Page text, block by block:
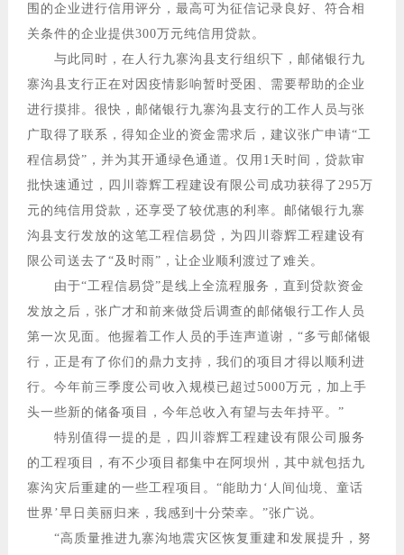
围的企业进行信用评分，最高可为征信记录良好、符合相
关条件的企业提供300万元纯信用贷款。
与此同时，在人行九寨沟县支行组织下，邮储银行九
寨沟县支行正在对因疫情影响暂时受困、需要帮助的企业
进行摸排。很快，邮储银行九寨沟县支行的工作人员与张
广取得了联系，得知企业的资金需求后，建议张广申请“工
程信易贷”，并为其开通绿色通道。仅用1天时间，贷款审
批快速通过，四川蓉辉工程建设有限公司成功获得了295万
元的纯信用贷款，还享受了较优惠的利率。邮储银行九寨
沟县支行发放的这笔工程信易贷，为四川蓉辉工程建设有
限公司送去了“及时雨”，让企业顺利渡过了难关。
由于“工程信易贷”是线上全流程服务，直到贷款资金
发放之后，张广才和前来做贷后调查的邮储银行工作人员
第一次见面。他握着工作人员的手连声道谢，“多亏邮储银
行，正是有了你们的鼎力支持，我们的项目才得以顺利进
行。今年前三季度公司收入规模已超过5000万元，加上手
头一些新的储备项目，今年总收入有望与去年持平。”
特别值得一提的是，四川蓉辉工程建设有限公司服务
的工程项目，有不少项目都集中在阿坝州，其中就包括九
寨沟灾后重建的一些工程项目。“能助力‘人间仙境、童话
世界’早日美丽归来，我感到十分荣幸。”张广说。
“高质量推进九寨沟地震灾区恢复重建和发展提升，努